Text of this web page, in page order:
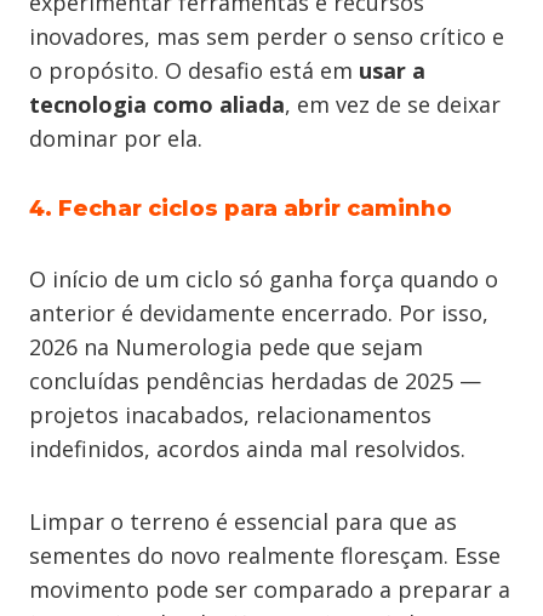
inovadores, mas sem perder o senso crítico e
o propósito. O desafio está em usar a
tecnologia como aliada, em vez de se deixar
dominar por ela.
4. Fechar ciclos para abrir caminho
O início de um ciclo só ganha força quando o
anterior é devidamente encerrado. Por isso,
2026 na Numerologia pede que sejam
concluídas pendências herdadas de 2025 —
projetos inacabados, relacionamentos
indefinidos, acordos ainda mal resolvidos.
Limpar o terreno é essencial para que as
sementes do novo realmente floresçam. Esse
movimento pode ser comparado a preparar a